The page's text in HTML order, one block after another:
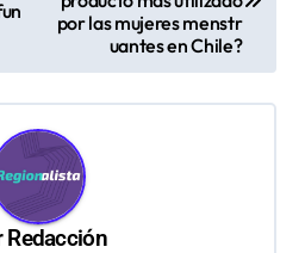
por las mujeres menstr
uantes en Chile?
Redacción